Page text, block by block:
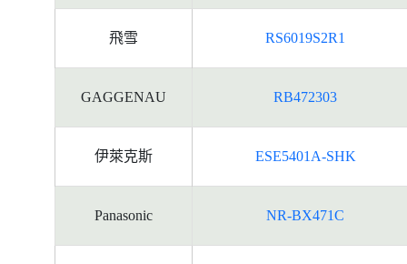
飛雪 RS6019S2R1
GAGGENAU RB472303
伊萊克斯 ESE5401A-SHK
Panasonic NR-BX471C